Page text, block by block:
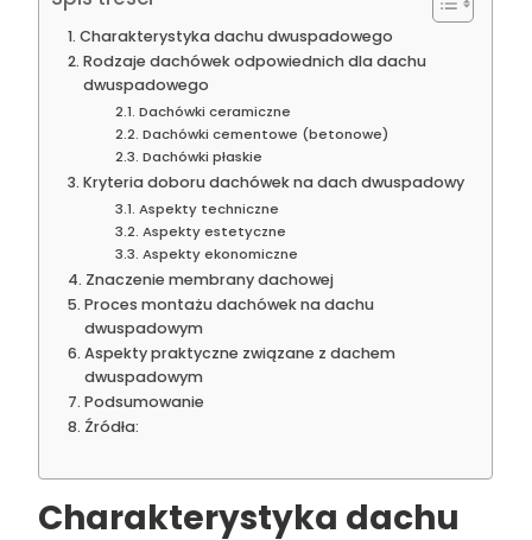
Charakterystyka dachu dwuspadowego
Rodzaje dachówek odpowiednich dla dachu
dwuspadowego
Dachówki ceramiczne
Dachówki cementowe (betonowe)
Dachówki płaskie
Kryteria doboru dachówek na dach dwuspadowy
Aspekty techniczne
Aspekty estetyczne
Aspekty ekonomiczne
Znaczenie membrany dachowej
Proces montażu dachówek na dachu
dwuspadowym
Aspekty praktyczne związane z dachem
dwuspadowym
Podsumowanie
Źródła:
Charakterystyka dachu